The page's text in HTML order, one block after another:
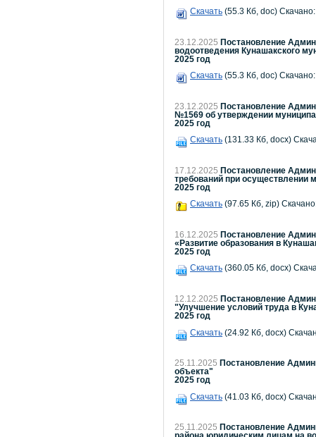
Скачать (55.3 Кб, doc) Скачано:
23.12.2025 Постановление
водоотведения Кунашакского
2025 год
Скачать (55.3 Кб, doc) Скачано:
23.12.2025 Постановление
№1569 об утверждении
2025 год
Скачать (131.33 Кб, docx)
17.12.2025 Постановление
требований при осуществлении
2025 год
Скачать (97.65 Кб, zip)
16.12.2025 Постановление
«Развитие образования в
2025 год
Скачать (360.05 Кб, docx)
12.12.2025 Постановление
"Улучшение условий труда в
2025 год
Скачать (24.92 Кб, docx)
25.11.2025 Постановление
объекта"
2025 год
Скачать (41.03 Кб, docx)
25.11.2025 Постановление